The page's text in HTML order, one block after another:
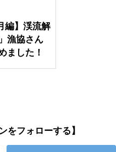
編】渓流解
漁協さん
ました！
をフォローする】